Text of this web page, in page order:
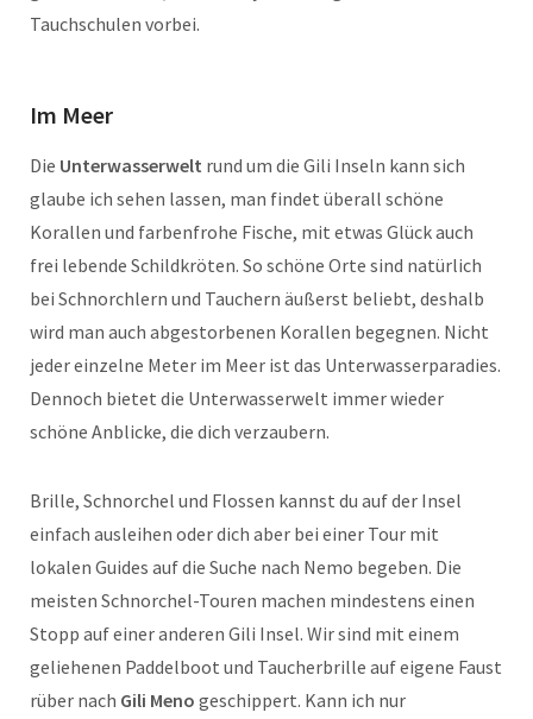
Tauchschulen vorbei.
Im Meer
Die Unterwasserwelt rund um die Gili Inseln kann sich
glaube ich sehen lassen, man findet überall schöne
Korallen und farbenfrohe Fische, mit etwas Glück auch
frei lebende Schildkröten. So schöne Orte sind natürlich
bei Schnorchlern und Tauchern äußerst beliebt, deshalb
wird man auch abgestorbenen Korallen begegnen. Nicht
jeder einzelne Meter im Meer ist das Unterwasserparadies.
Dennoch bietet die Unterwasserwelt immer wieder
schöne Anblicke, die dich verzaubern.
Brille, Schnorchel und Flossen kannst du auf der Insel
einfach ausleihen oder dich aber bei einer Tour mit
lokalen Guides auf die Suche nach Nemo begeben. Die
meisten Schnorchel-Touren machen mindestens einen
Stopp auf einer anderen Gili Insel. Wir sind mit einem
geliehenen Paddelboot und Taucherbrille auf eigene Faust
rüber nach Gili Meno geschippert. Kann ich nur